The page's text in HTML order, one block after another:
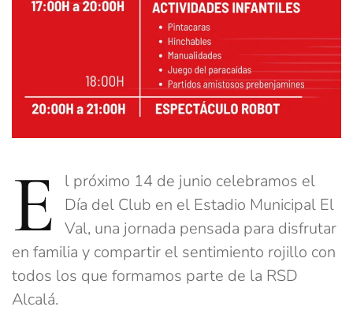
E
l próximo 14 de junio celebramos el
Día del Club en el Estadio Municipal El
Val, una jornada pensada para disfrutar
en familia y compartir el sentimiento rojillo con
todos los que formamos parte de la RSD
Alcalá.